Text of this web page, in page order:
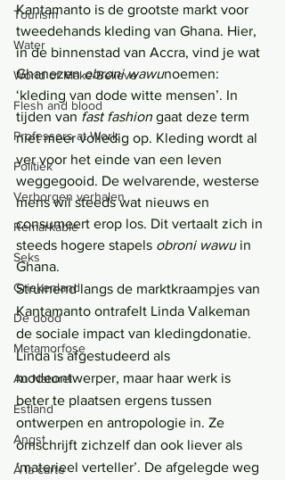
Tourism
Water
World of Make-Believe
Flesh and blood
Professors at Work
Politiek
Verborgen verhalen
Remarkable
Seks
Griekenland
De dood
Metamorfose
Au Naturel
Estland
Angst
Á la carte
Kantamanto is de grootste markt voor
tweedehands kleding van Ghana. Hier,
in de binnenstad van Accra, vind je wat
Ghanezen obroni wawunoemen:
‘kleding van dode witte mensen’. In
tijden van fast fashion gaat deze term
niet meer volledig op. Kleding wordt al
ver voor het einde van een leven
weggegooid. De welvarende, westerse
mens wil steeds wat nieuws en
consumeert erop los. Dit vertaalt zich in
steeds hogere stapels obroni wawu in
Ghana.
Struinend langs de marktkraampjes van
Kantamanto ontrafelt Linda Valkeman
de sociale impact van kledingdonatie.
Linda is afgestudeerd als
modeontwerper, maar haar werk is
beter te plaatsen ergens tussen
ontwerpen en antropologie in. Ze
omschrijft zichzelf dan ook liever als
‘materieel verteller’. De afgelegde weg